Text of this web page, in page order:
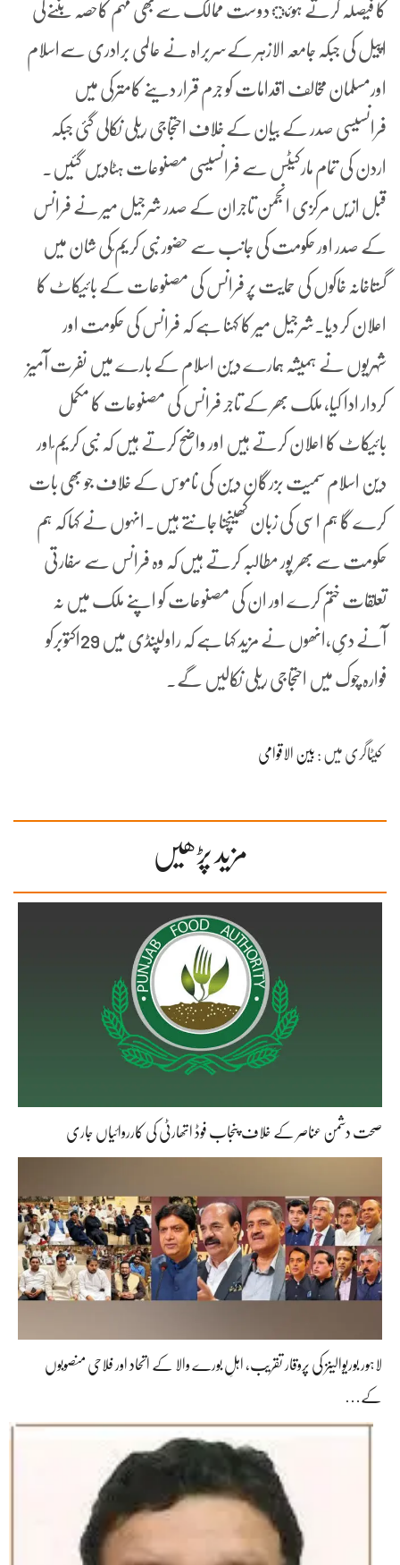
کا فیصلہ کرتے ہوئ دوست ممالک سےبھی مہم کاحصہ بننےکی
اپیل کی جبکہ جامعہ الازہر کےسربراہ نے عالمی برادری سےاسلام
اورمسلمان مخالف اقدامات کو جرم قرار دینے کامترکی میں
فرانسیسی صدر کے بیان کے خلاف احتجاجی ریلی نکالی گئی جبکہ
اردن کی تمام مارکیٹس سے فرانسیسی مصنوعات ہٹادیں گئیں۔
قبل ازیں مرکزی انجمن تاجران کے صدر شرجیل میر نے فرانس
کے صدر اور حکومت کی جانب سے حضور نبی کریم ؐکی شان میں
گستاخانہ خاکوں کی حمایت پر فرانس کی مصنوعات کے بائیکاٹ کا
اعلان کر دیا۔شرجیل میر کا کہنا ہے کہ فرانس کی حکومت اور
شہریوں نے ہمیشہ ہمارے دین اسلام کے بارے میں نفرت آمیز
کردار ادا کیا، ملک بھر کے تاجر فرانس کی مصنوعات کا مکمل
بائیکاٹ کا اعلان کرتے ہیں اور واضح کرتے ہیں کہ نبی کریم ؐاور
دین اسلام سمیت بزرگان دین کی ناموس کے خلاف جو بھی بات
کرے گا ہم اسی کی زبان کھینچنا جانتے ہیں۔انہوں نے کہا کہ ہم
حکومت سے بھر پور مطالبہ کرتے ہیں کہ وہ فرانس سے سفارتی
تعلقات ختم کرے اور ان کی مصنوعات کو اپنے ملک میں نہ
آنے دیِ،انھوں نے مزید کہا ہے کہ راولپنڈی میں 29اکتوبرکو
فوارہ چوک میں احتجاجی ریلی نکالیں گے۔
کیٹاگری میں : بین الاقوامی
مزید پڑھیں
صحت دشمن عناصر کے خلاف پنجاب فوڈ اتھارٹی کی کارروائیاں جاری
لاہور بوریوالینز کی پروقار تقریب، اہلِ بورے والا کے اتحاد اور فلاحی منصوبوں
کے…